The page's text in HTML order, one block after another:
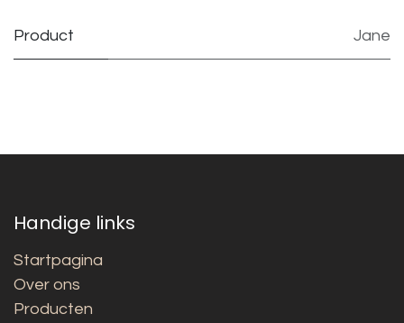
Product Jane
Handige links
Startpagina
Over ons
Producten